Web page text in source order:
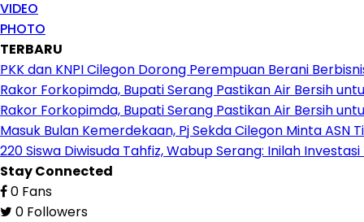
VIDEO
PHOTO
TERBARU
PKK dan KNPI Cilegon Dorong Perempuan Berani
Rakor Forkopimda, Bupati Serang Pastikan Air Bersih
Rakor Forkopimda, Bupati Serang Pastikan Air Bersih
Masuk Bulan Kemerdekaan, Pj Sekda Cilegon Minta ASN
220 Siswa Diwisuda Tahfiz, Wabup Serang: Inilah
Stay Connected
0 Fans
0 Followers